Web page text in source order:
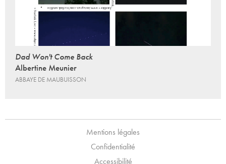
Dad Won't Come Back
Albertine Meunier
ABBAYE DE MAUBUISSON
Mentions légales
Confidentialité
Accessibilité